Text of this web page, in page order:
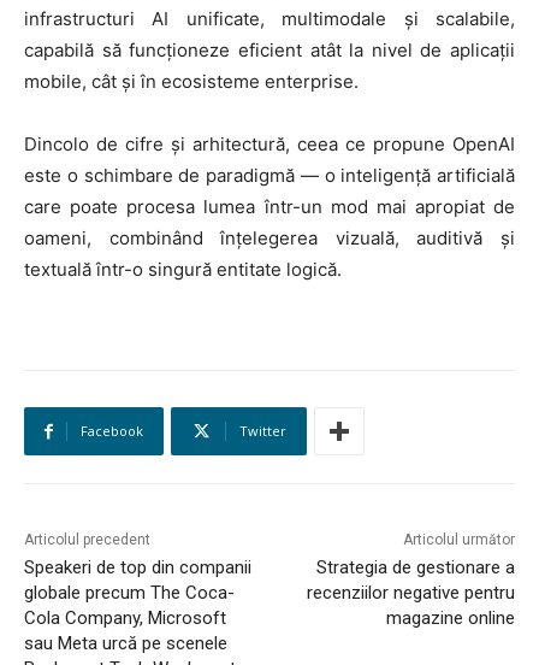
infrastructuri AI unificate, multimodale și scalabile,
capabilă să funcționeze eficient atât la nivel de aplicații
mobile, cât și în ecosisteme enterprise.
Dincolo de cifre și arhitectură, ceea ce propune OpenAI
este o schimbare de paradigmă — o inteligență artificială
care poate procesa lumea într-un mod mai apropiat de
oameni, combinând înțelegerea vizuală, auditivă și
textuală într-o singură entitate logică.
Facebook Twitter
Articolul precedent
Speakeri de top din companii
globale precum The Coca-
Cola Company, Microsoft
sau Meta urcă pe scenele
Articolul următor
Strategia de gestionare a
recenziilor negative pentru
magazine online